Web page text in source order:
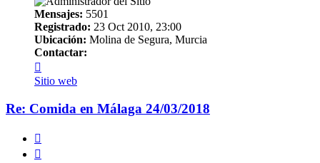
Mensajes: 5501
Registrado: 23 Oct 2010, 23:00
Ubicación: Molina de Segura, Murcia
Contactar:
Mora
Sitio web
Re: Comida en Málaga 24/03/2018